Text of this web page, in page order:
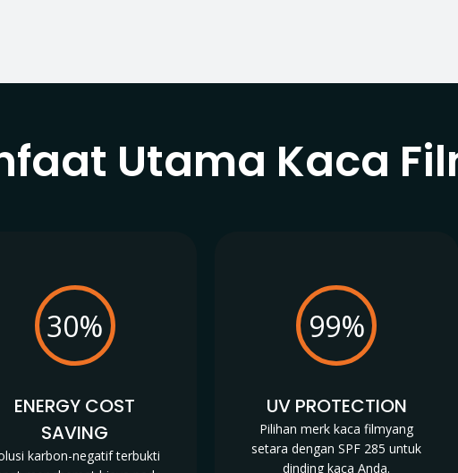
Utama Kaca
30%
ENERGY COST
SAVING
karbon-negatif terbukti
99%
UV PROTECTION
Pilihan merk kaca filmyang
setara dengan SPF 285 untuk
dinding kaca Anda.